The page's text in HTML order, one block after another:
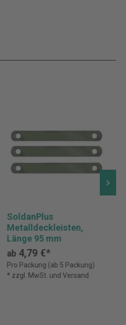
SoldanPlus
Metalldeckleisten,
Länge 95 mm
ab 4,79 €*
Pro Packung (ab 5 Packung)
* zzgl. MwSt. und Versand